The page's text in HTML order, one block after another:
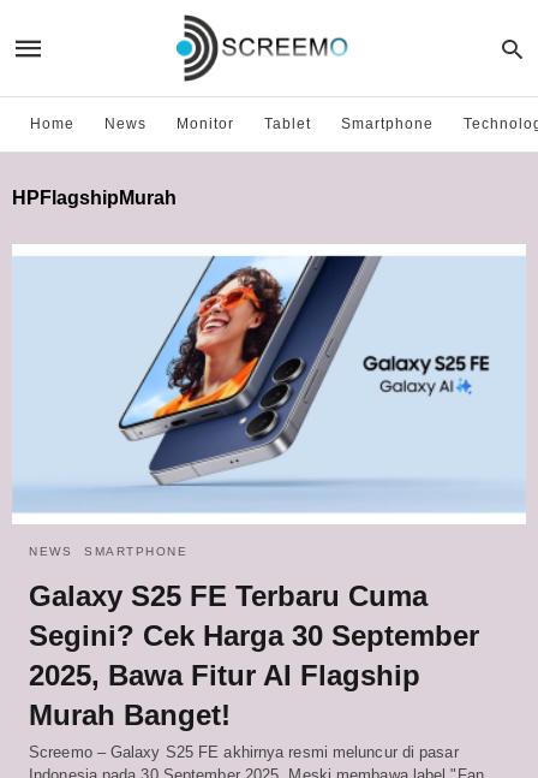
Home News Monitor Tablet Smartphone
HPFlagshipMurah
NEWS SMARTPHONE
Galaxy S25 FE Terbaru Cuma
Segini? Cek Harga 30 September
2025, Bawa Fitur AI Flagship
Murah Banget!
Screemo – Galaxy S25 FE akhirnya resmi meluncur di pasar